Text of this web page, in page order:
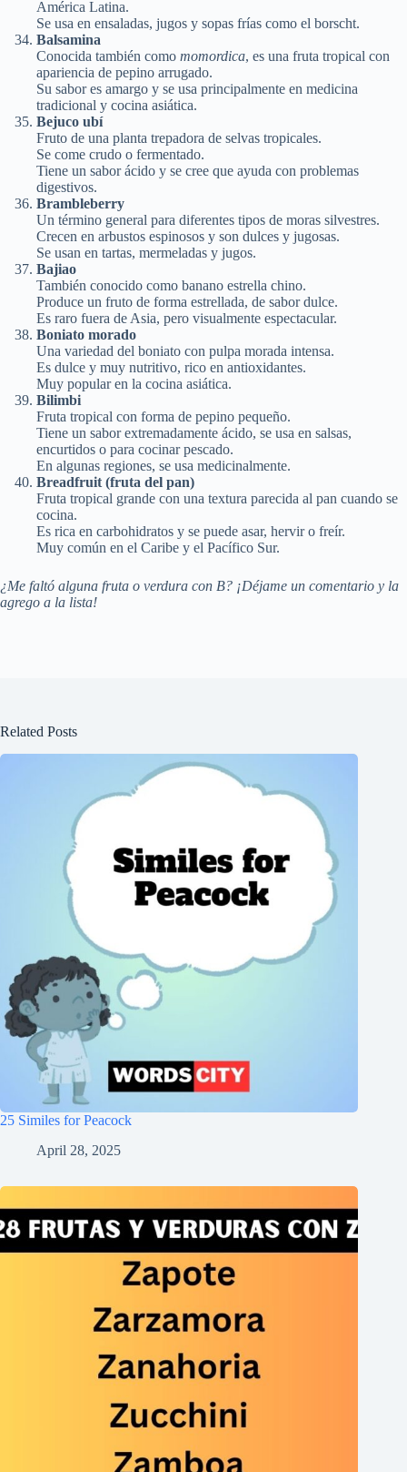
América Latina.
Se usa en ensaladas, jugos y sopas frías como el borscht.
Balsamina
Conocida también como momordica, es una fruta tropical con
apariencia de pepino arrugado.
Su sabor es amargo y se usa principalmente en medicina
tradicional y cocina asiática.
Bejuco ubí
Fruto de una planta trepadora de selvas tropicales.
Se come crudo o fermentado.
Tiene un sabor ácido y se cree que ayuda con problemas
digestivos.
Brambleberry
Un término general para diferentes tipos de moras silvestres.
Crecen en arbustos espinosos y son dulces y jugosas.
Se usan en tartas, mermeladas y jugos.
Bajiao
También conocido como banano estrella chino.
Produce un fruto de forma estrellada, de sabor dulce.
Es raro fuera de Asia, pero visualmente espectacular.
Boniato morado
Una variedad del boniato con pulpa morada intensa.
Es dulce y muy nutritivo, rico en antioxidantes.
Muy popular en la cocina asiática.
Bilimbi
Fruta tropical con forma de pepino pequeño.
Tiene un sabor extremadamente ácido, se usa en salsas,
encurtidos o para cocinar pescado.
En algunas regiones, se usa medicinalmente.
Breadfruit (fruta del pan)
Fruta tropical grande con una textura parecida al pan cuando se
cocina.
Es rica en carbohidratos y se puede asar, hervir o freír.
Muy común en el Caribe y el Pacífico Sur.
¿Me faltó alguna fruta o verdura con B? ¡Déjame un comentario y la
agrego a la lista!
Related Posts
25 Similes for Peacock
April 28, 2025